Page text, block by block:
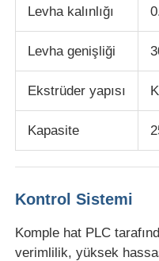
Plastik karton
Termoforming levha
PP yaprak üretim
PVC Edge Banding
Rulo Kalender
Levha kalınlığı
Levha genişliği
Ekstrüder yapısı
Kapasite
Kontrol Sistemi
Komple hat PLC
verimlilik, yüksek